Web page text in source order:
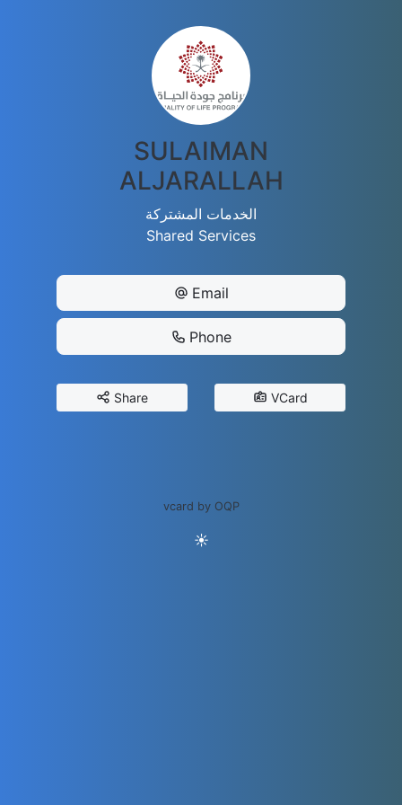
SULAIMAN
ALJARALLAH
الخدمات المشتركة
Shared Services
Email
Phone
Share VCard
vcard by OQP
☀️